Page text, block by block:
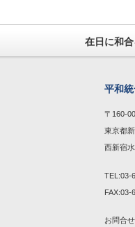
在日に和合
平和
〒160-
東京都
西新宿
TEL:03-
FAX:03-
お問合